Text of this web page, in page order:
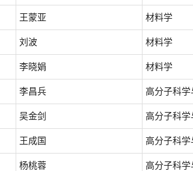
王蒙亚 材料学
刘波 材料学
李晓娟 材料学
李昌兵 高分子科学
吴金剑 高分子科学
王成国 高分子科学
杨桃蓉 高分子科学